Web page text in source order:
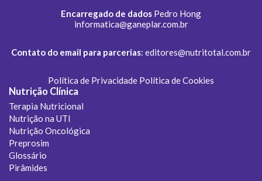
Encarregado de dados Pedro Hong
informatica@ganeplar.com.br
Contato do email para parcerias: editores@nutritotal.com.br
Política de Privacidade Política de Cookies
Nutrição Clínica
Terapia Nutricional
Nutrição na UTI
Nutrição Oncológica
Preprosim
Glossário
Pirâmides